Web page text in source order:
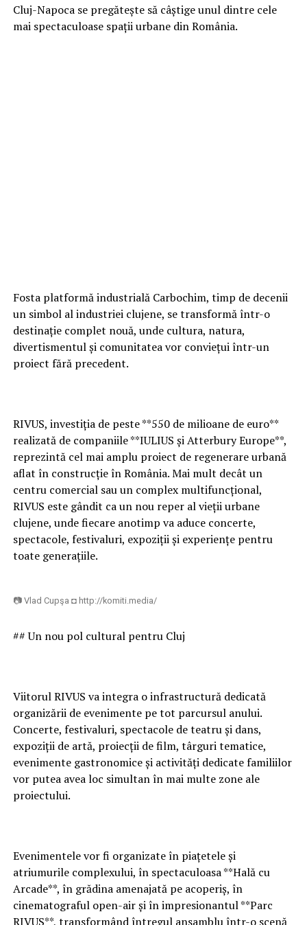
Cluj-Napoca se pregătește să câștige unul dintre cele
mai spectaculoase spații urbane din România.
Fosta platformă industrială Carbochim, timp de decenii
un simbol al industriei clujene, se transformă într-o
destinație complet nouă, unde cultura, natura,
divertismentul și comunitatea vor conviețui într-un
proiect fără precedent.
RIVUS, investiția de peste **550 de milioane de euro**
realizată de companiile **IULIUS și Atterbury Europe**,
reprezintă cel mai amplu proiect de regenerare urbană
aflat în construcție în România. Mai mult decât un
centru comercial sau un complex multifuncțional,
RIVUS este gândit ca un nou reper al vieții urbane
clujene, unde fiecare anotimp va aduce concerte,
spectacole, festivaluri, expoziții și experiențe pentru
toate generațiile.
📷 Vlad Cupşa ◘ http://komiti.media/
## Un nou pol cultural pentru Cluj
Viitorul RIVUS va integra o infrastructură dedicată
organizării de evenimente pe tot parcursul anului.
Concerte, festivaluri, spectacole de teatru și dans,
expoziții de artă, proiecții de film, târguri tematice,
evenimente gastronomice și activități dedicate familiilor
vor putea avea loc simultan în mai multe zone ale
proiectului.
Evenimentele vor fi organizate în piațetele și
atriumurile complexului, în spectaculoasa **Hală cu
Arcade**, în grădina amenajată pe acoperiș, în
cinematograful open-air și în impresionantul **Parc
RIVUS**, transformând întregul ansamblu într-o scenă